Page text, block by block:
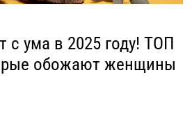
с ума в 2025 году! ТОП
обожают женщины